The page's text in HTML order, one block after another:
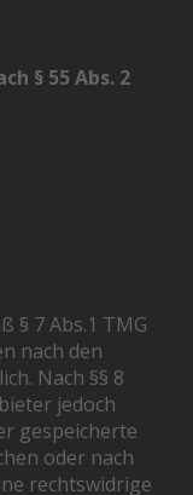
§ 55 Abs. 2
§ 7 Abs.1 TMG
nach den
Nach §§ 8
jedoch
gespeicherte
oder nach
rechtswidrige